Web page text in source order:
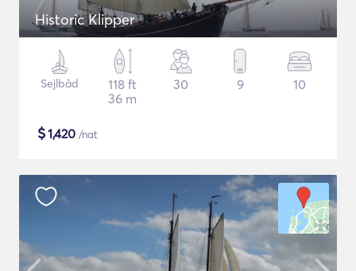
Historic Klipper
Sejlbåd
118 ft
36 m
30 9 10
$1,420 /nat